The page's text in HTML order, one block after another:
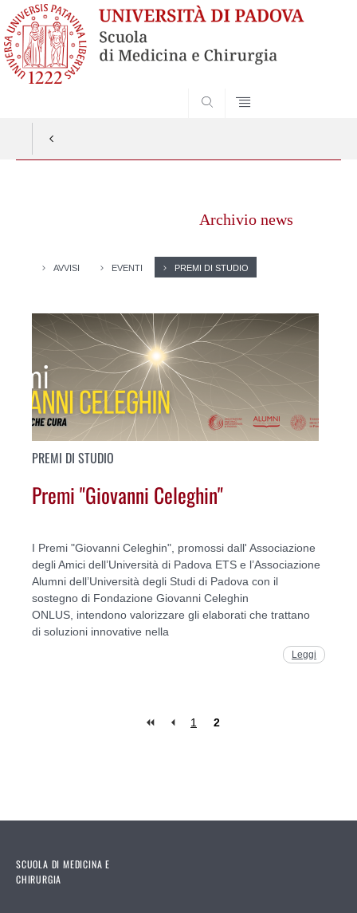
Archivio news
AVVISI EVENTI PREMI DI STUDIO
PREMI DI STUDIO
Premi "Giovanni Celeghin"
I Premi "Giovanni Celeghin", promossi dall' Associazione
degli Amici dell’Università di Padova ETS e l’Associazione
Alumni dell’Università degli Studi di Padova con il
sostegno di Fondazione Giovanni Celeghin
ONLUS, intendono valorizzare gli elaborati che trattano
di soluzioni innovative nella
Leggi
1 2
SCUOLA DI MEDICINA E
CHIRURGIA